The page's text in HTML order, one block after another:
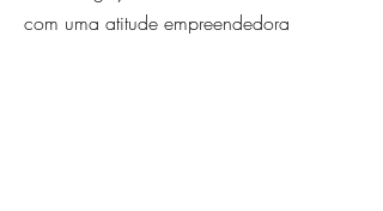
com uma atitude empreendedora